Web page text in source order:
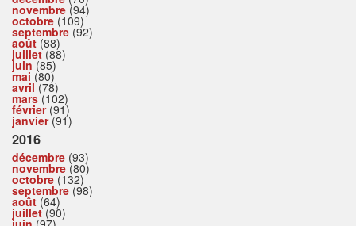
novembre (94)
octobre (109)
septembre (92)
août (88)
juillet(88)
juin (85)
mai (80)
avril(78)
mars(102)
février(91)
janvier(91)
2016
décembre (93)
novembre (80)
octobre (132)
septembre (98)
août (64)
juillet(90)